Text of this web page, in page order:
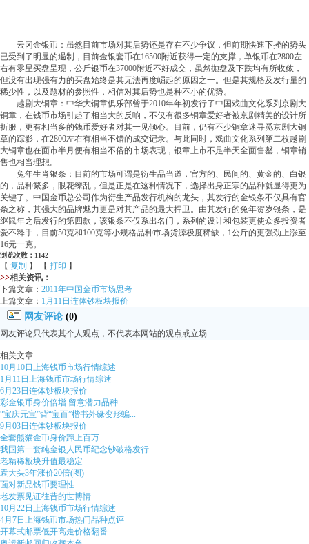
云冈金银币：虽然目前市场对其后势还是存在不少争议，但前期快速下挫的势头
已受到了明显的遏制，目前金银套币在16500附近获得一定的支撑，单银币在2800左
右有零星买盘呈现，公斤银币在37000附近不好成交，虽然抛盘及下跌均有所收敛，
但没有出现强有力的买盘始终是其无法再度崛起的原因之一。但是其规格及发行量的
稀少性，以及题材的参照性，相信对其后势也是种不小的优势。
越剧大铜章：中华大铜章俱乐部曾于2010年年初发行了中国戏曲文化系列京剧大
铜章，在钱币市场引起了相当大的反响，不仅有很多铜章爱好者被京剧精美的设计所
折服，更有相当多的钱币爱好者对其一见倾心。目前，仍有不少铜章迷寻觅京剧大铜
章的踪影，在2800左右有相当不错的成交记录。与此同时，戏曲文化系列第二枚越剧
大铜章也在面市半月便有相当不俗的市场表现，银章上市不足半天全面售罄，铜章销
售也相当理想。
兔年生肖银条：目前的市场可谓是衍生品当道，官方的、民间的、黄金的、白银
的，品种繁多，眼花缭乱，但是正是在这种情况下，选择出身正宗的品种就显得更为
关键了。中国金币总公司作为衍生产品发行机构的龙头，其发行的金银条不仅具有官
条之称，其强大的品牌魅力更是对其产品的最大捍卫。由其发行的兔年贺岁银条，是
继鼠年之后发行的第四款，该银条不仅系出名门，系列的设计和包装更使众多投资者
爱不释手，目前50克和100克等小规格品种市场货源极度稀缺，1公斤的更强劲上涨至
16元一克。
浏览次数：1142
【 复制 】 【 打印 】
>>相关资讯：
下篇文章： 2011年中国金币市场思考
上篇文章： 1月11日连体钞板块报价
网友评论 (0)
网友评论只代表其个人观点，不代表本网站的观点或立场
相关文章
10月10日上海钱币市场行情综述
1月11日上海钱币市场行情综述
6月23日连体钞板块报价
彩金银币身价倍增 留意潜力品种
“宝庆元宝”背“宝百”楷书外缘变形蝙...
9月03日连体钞板块报价
全套熊猫金币身价蹿上百万
我国第一套纯金银人民币纪念钞破格发行
老精稀板块升值最稳定
袁大头3年涨价20倍(图)
面对新品钱币要理性
老发票见证往昔的世博情
10月22日上海钱币市场行情综述
4月7日上海钱币市场热门品种点评
开幕式邮票低开高走价格翻番